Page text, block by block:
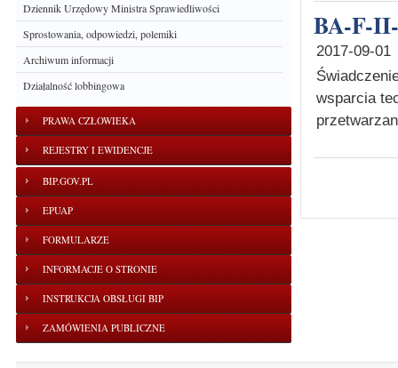
Dziennik Urzędowy Ministra Sprawiedliwości
Sprostowania, odpowiedzi, polemiki
Archiwum informacji
Działalność lobbingowa
PRAWA CZŁOWIEKA
REJESTRY I EWIDENCJE
BIP.GOV.PL
EPUAP
FORMULARZE
INFORMACJE O STRONIE
INSTRUKCJA OBSŁUGI BIP
ZAMÓWIENIA PUBLICZNE
BA-F-
2017-09-01
wsparcia